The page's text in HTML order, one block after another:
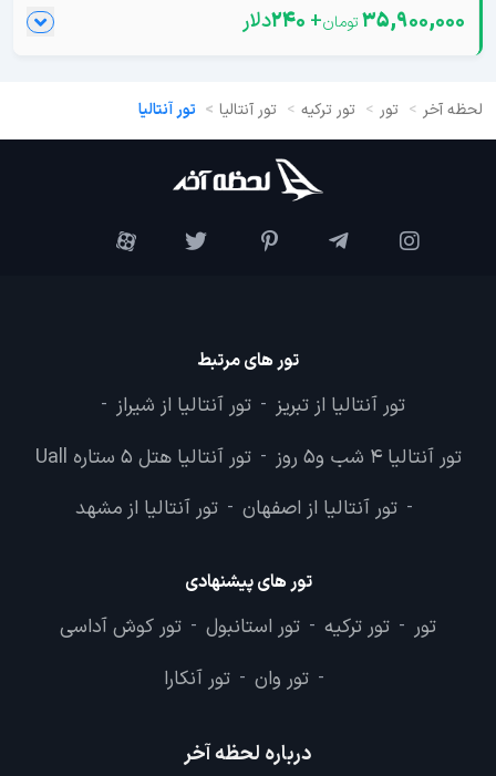
35,900,000
+
240دلار
لحظه آخر تور تور ترکیه تور آنتالیا تور آنتالیا
تور های مرتبط
تور آنتالیا از تبریز - تور آنتالیا از شیراز -
تور آنتالیا 4 شب و5 روز - تور آنتالیا هتل 5 ستاره Uall
- تور آنتالیا از اصفهان - تور آنتالیا از مشهد
تور های پیشنهادی
تور - تور ترکیه - تور استانبول - تور کوش آداسی
- تور وان - تور آنکارا
درباره لحظه آخر